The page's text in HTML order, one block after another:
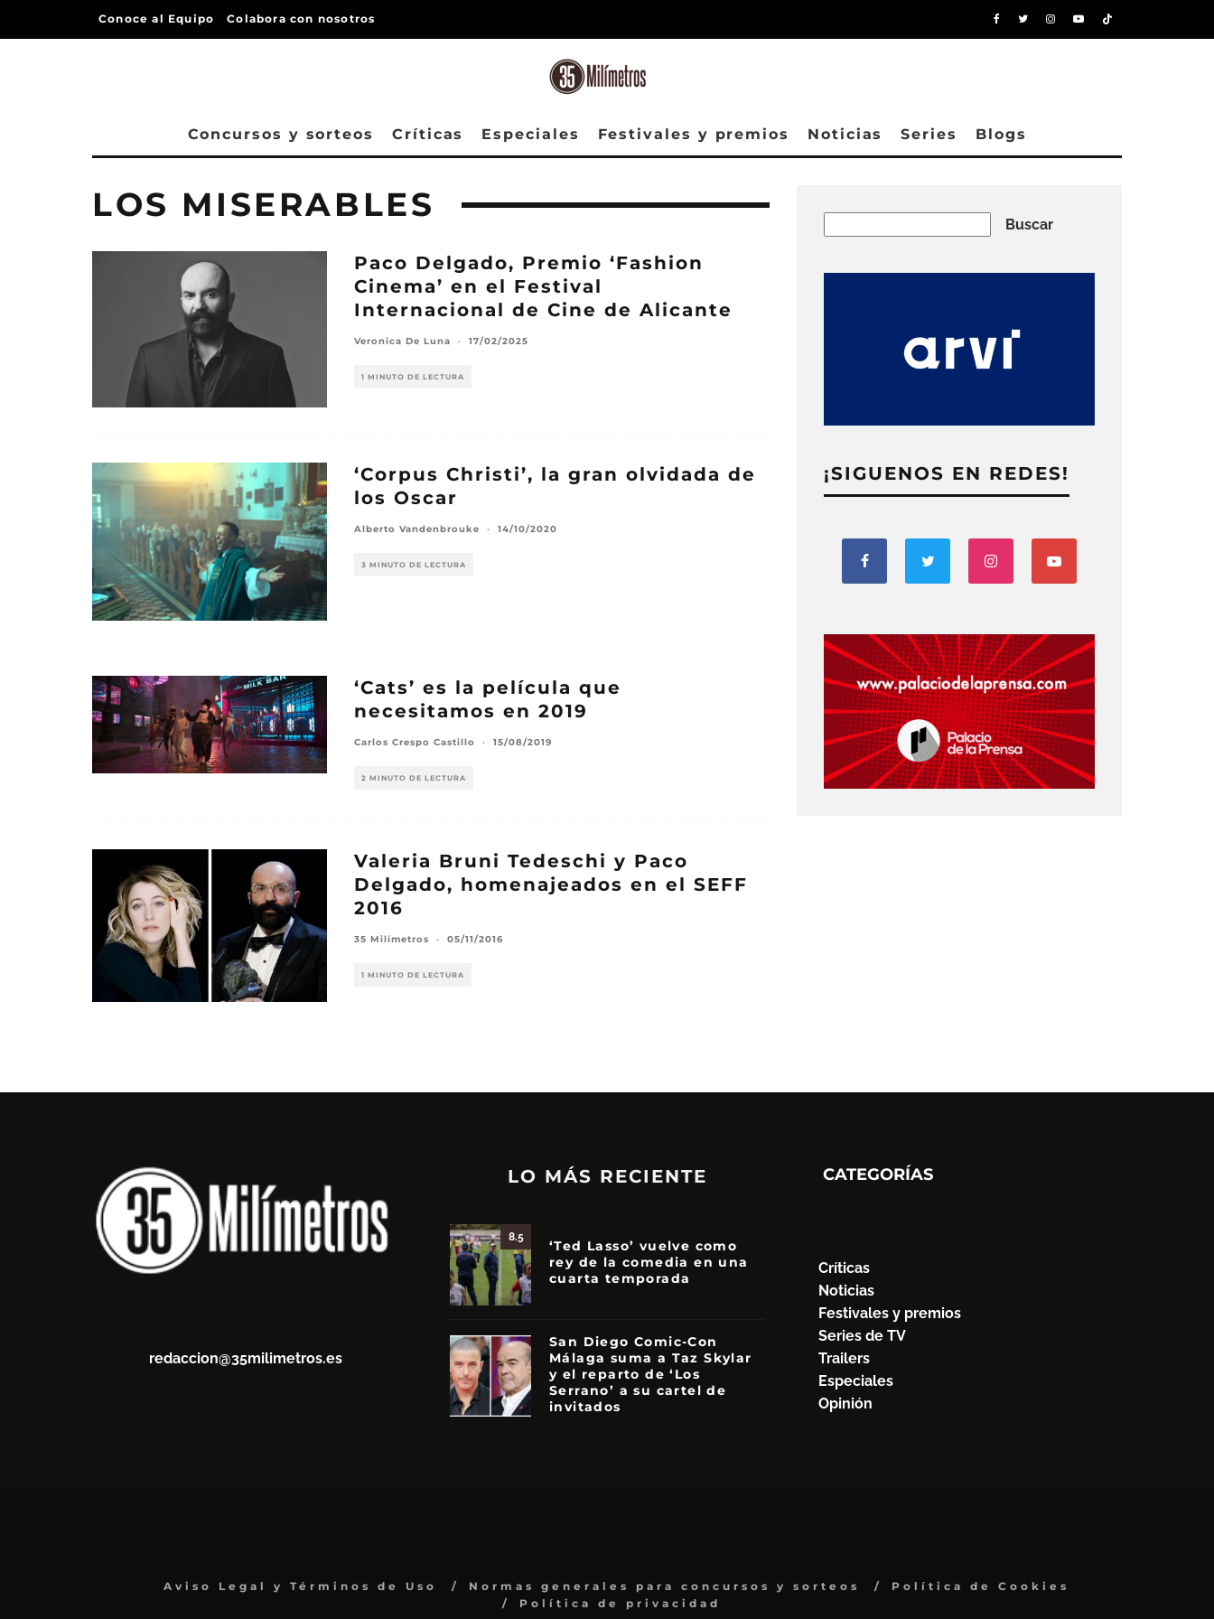
Conoce al Equipo Colabora con nosotros
Concursos y sorteos Críticas Especiales Festivales y premios Noticias Series Blogs
LOS MISERABLES
Paco Delgado, Premio ‘Fashion
Cinema’ en el Festival
Internacional de Cine de Alicante
Veronica De Luna · 17/02/2025
1 MINUTO DE LECTURA
‘Corpus Christi’, la gran olvidada de
los Oscar
Alberto Vandenbrouke · 14/10/2020
3 MINUTO DE LECTURA
‘Cats’ es la película que
necesitamos en 2019
Carlos Crespo Castillo · 15/08/2019
2 MINUTO DE LECTURA
Valeria Bruni Tedeschi y Paco
Delgado, homenajeados en el SEFF
2016
35 Milímetros · 05/11/2016
1 MINUTO DE LECTURA
Buscar
¡SIGUENOS EN REDES!
redaccion@35milimetros.es
LO MÁS RECIENTE
8.5
‘Ted Lasso’ vuelve como
rey de la comedia en una
cuarta temporada
San Diego Comic-Con
Málaga suma a Taz Skylar
y el reparto de ‘Los
Serrano’ a su cartel de
invitados
CATEGORÍAS
Críticas
Noticias
Festivales y premios
Series de TV
Trailers
Especiales
Opinión
Aviso Legal y Términos de Uso Normas generales para concursos y sorteos
Política de Cookies
Política de privacidad